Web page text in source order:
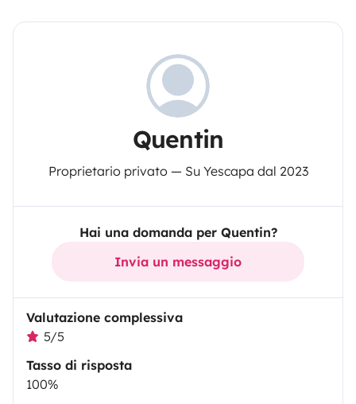
Quentin
Proprietario privato — Su Yescapa dal 2023
Hai una domanda per Quentin?
Invia un messaggio
Valutazione complessiva
5/5
Tasso di risposta
100%